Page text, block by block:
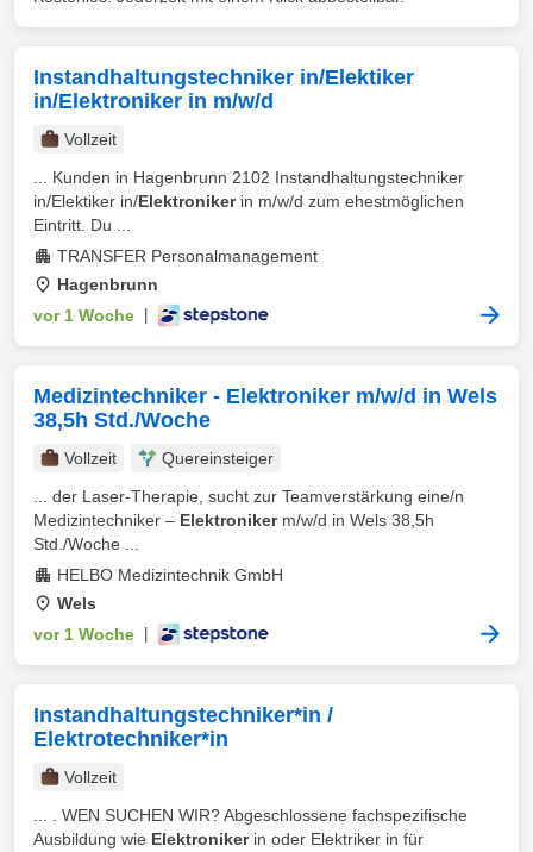
Instandhaltungstechniker in/Elektiker
in/Elektroniker in m/w/d
Vollzeit
... Kunden in Hagenbrunn 2102 Instandhaltungstechniker
in/Elektiker in/Elektronikerin m/w/d zum ehestmöglichen
Eintritt. Du ...
TRANSFER Personalmanagement
Hagenbrunn
vor 1 Woche
Medizintechniker - Elektroniker m/w/d in Wels
38,5h Std./Woche
Vollzeit
Quereinsteiger
... der Laser-Therapie, sucht zur Teamverstärkung eine/n
Medizintechniker – Elektronikerm/w/d in Wels 38,5h
Std./Woche ...
HELBO Medizintechnik GmbH
Wels
vor 1 Woche
Instandhaltungstechniker*in /
Elektrotechniker*in
Vollzeit
... . WEN SUCHEN WIR? Abgeschlossene fachspezifische
Ausbildung wie Elektronikerin oder Elektriker in für